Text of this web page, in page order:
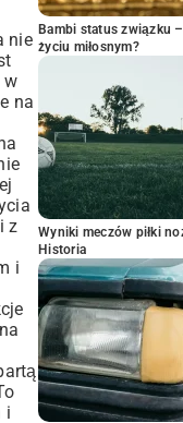
nie
w
na
z
i
i
Bambi status związku
życiu miłosnym?
Wyniki meczów piłki
Historia